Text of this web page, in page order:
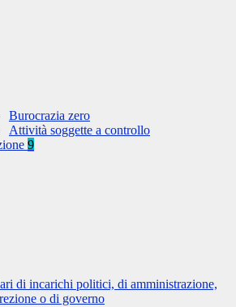
Burocrazia zero
Attività soggette a controllo
9
di incarichi politici, di amministrazione,
o di governo